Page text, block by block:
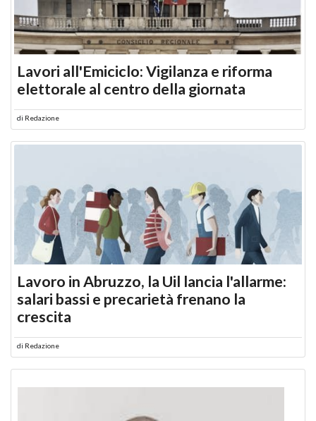
Lavori all'Emiciclo: Vigilanza e riforma
elettorale al centro della giornata
di Redazione
Lavoro in Abruzzo, la Uil lancia l'allarme:
salari bassi e precarietà frenano la
crescita
di Redazione